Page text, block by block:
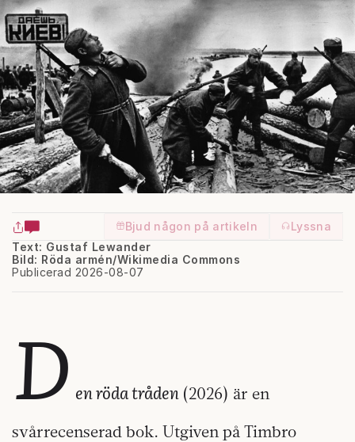
Bjud någon på artikeln
Lyssna
Text: Gustaf Lewander
Publicerad 2026-08-07
Bild: Röda armén/Wikimedia Commons
D en röda tråden (2026) är en
svårrecenserad bok. Utgiven på Timbro